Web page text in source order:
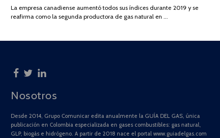
2025
La empresa canadiense aumentó todos sus índices durante 2019 y se
reafirma como la segunda productora de gas natural en …
Nosotros
Desde 2014, Grupo Comunicar edita anualmente la GUÍA DEL GAS, única
publicación en Colombia especializada en gases combustibles: gas natural,
GLP, biogás e hidrógeno. A partir de 2018 nace el portal www.guiadelgas.com